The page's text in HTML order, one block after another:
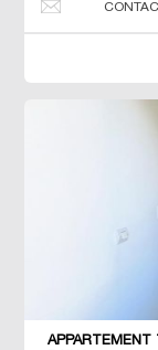
APPARTEMENT